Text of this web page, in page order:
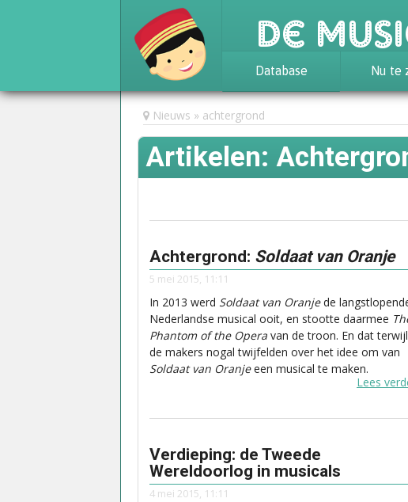
De
Database
Achtergrond
Awards
Statistieken
Nu te
Nieuws achtergrond
Artikelen:
Achtergrond: Soldaat van Oranje
5 mei 2015, 11:11
In 2013 werd Soldaat van Oranjede
Nederlandse musical ooit, en stootte daarmee
Phantom of the Opera van de troon. En dat terwijl
de makers nogal twijfelden over het idee om van
Soldaat van Oranjeeen musical te maken.
Lees
Verdieping: de Tweede
Wereldoorlog in musicals
4 mei 2015, 11:11